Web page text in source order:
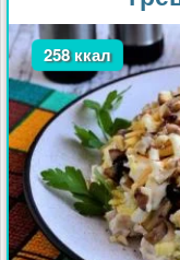
258 ккал